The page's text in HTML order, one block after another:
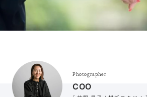
Photographer
COO